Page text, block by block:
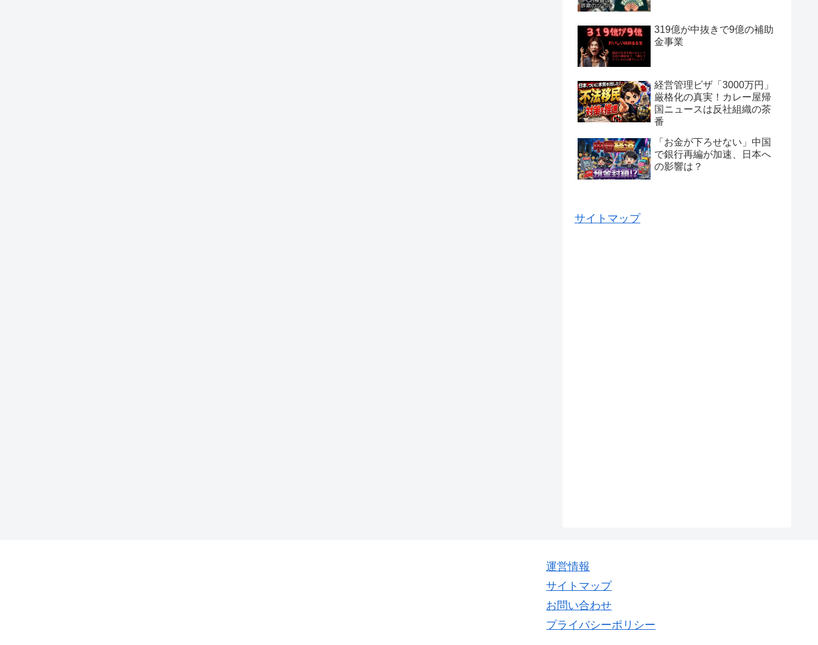
319億が中抜きで9億の補助
金事業
経営管理ビザ「3000万円」
厳格化の真実！カレー屋帰
国ニュースは反社組織の茶
番
「お金が下ろせない」中国
で銀行再編が加速、日本へ
の影響は？
サイトマップ
運営情報
サイトマップ
お問い合わせ
プライバシーポリシー